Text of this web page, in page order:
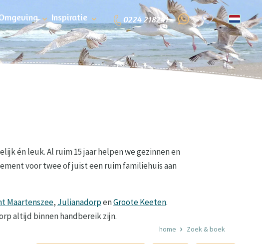
Inspiratie 0224 218241
én leuk. Al ruim 15 jaar helpen we gezinnen en
voor twee of juist een ruim familiehuis aan
Maartenszee, JulianadorpenGroote Keeten.
altijd binnen handbereik zijn.
home Zoek & boek